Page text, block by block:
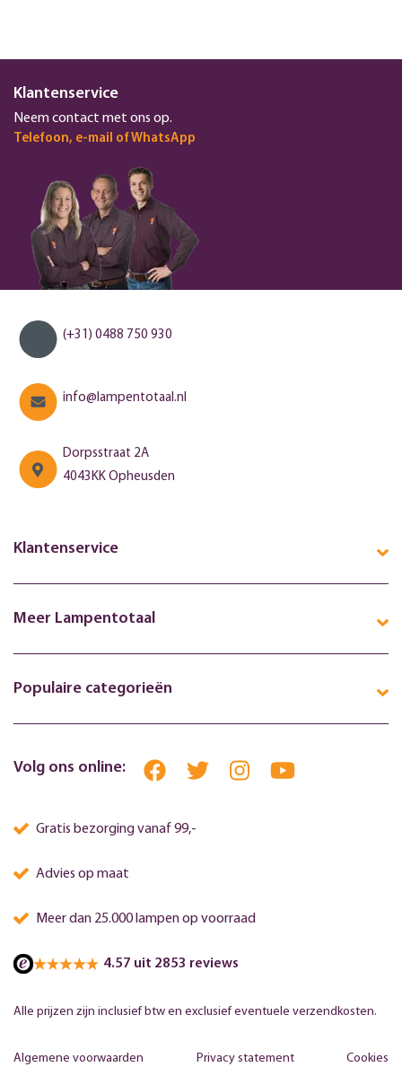
Klantenservice
Neem contact met ons op.
Telefoon, e-mail of WhatsApp
(+31) 0488 750 930
info@lampentotaal.nl
Dorpsstraat 2A
4043KK Opheusden
Klantenservice
Meer Lampentotaal
Populaire categorieën
Volg ons online:
Gratis bezorging vanaf 99,-
Advies op maat
Meer dan 25.000 lampen op voorraad
4.57 uit 2853 reviews
Alle prijzen zijn inclusief btw en exclusief eventuele verzendkosten.
Algemene voorwaarden Privacy statement Cookies